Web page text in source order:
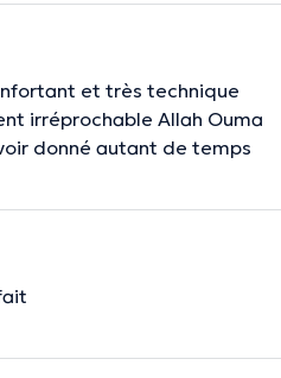
et très technique
irréprochable Allah Ouma
donné autant de temps